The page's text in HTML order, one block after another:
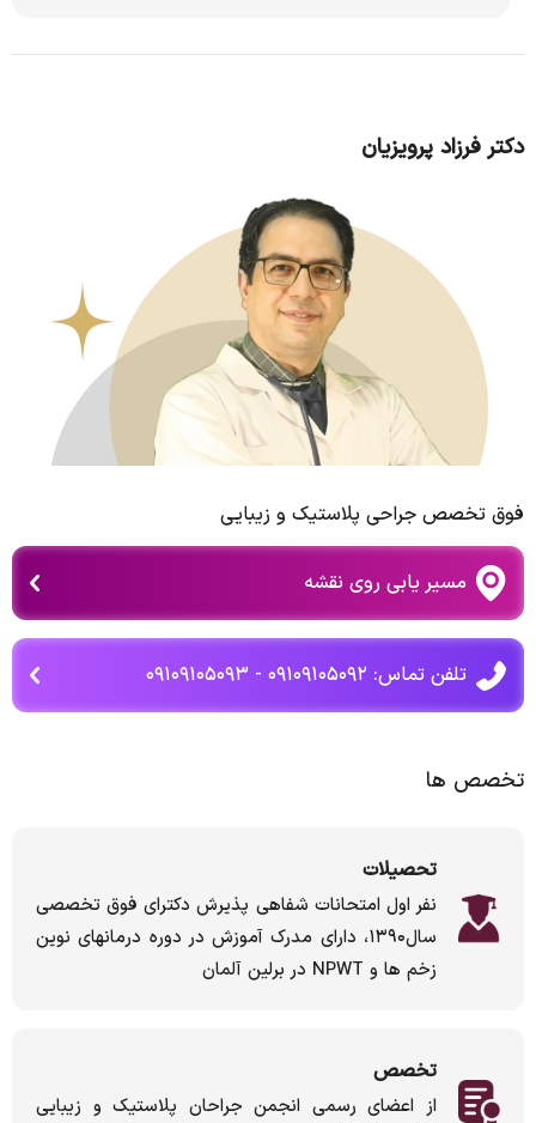
دکتر فرزاد پرویزیان
فوق تخصص جراحی پلاستیک و زیبایی
مسیر یابی روی نقشه
تلفن تماس: ۰۹۱۰۹۱۰۵۰۹۲ - ۰۹۱۰۹۱۰۵۰۹۳
تخصص ها
تحصیلات
نفر اول امتحانات شفاهی پذیرش دکترای فوق تخصصی
سال۱۳۹۰، دارای مدرک آموزش در دوره درمانهای نوین
زخم ها و NPWT در برلین آلمان
تخصص
از اعضای رسمی انجمن جراحان پلاستیک و زیبایی